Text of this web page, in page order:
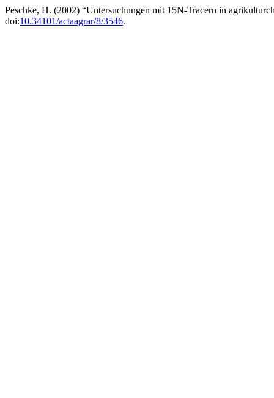
Peschke, H. (2002) “Untersuchungen mit 15N-Tracern in
doi:10.34101/actaagrar/8/3546.